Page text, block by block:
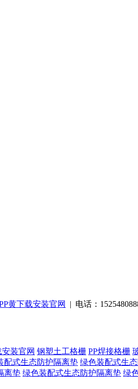
黄下载安装官网 | 电话：
装官网 钢塑土工格栅 PP焊接格栅
配式生态防护隔离垫 绿色装配式生
离垫 绿色装配式生态防护隔离垫 绿